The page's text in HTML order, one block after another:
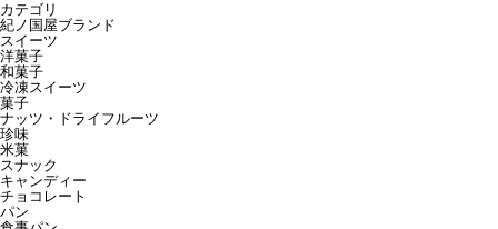
カテゴリ
紀ノ国屋ブランド
スイーツ
洋菓子
和菓子
冷凍スイーツ
菓子
ナッツ・ドライフルーツ
珍味
米菓
スナック
キャンディー
チョコレート
パン